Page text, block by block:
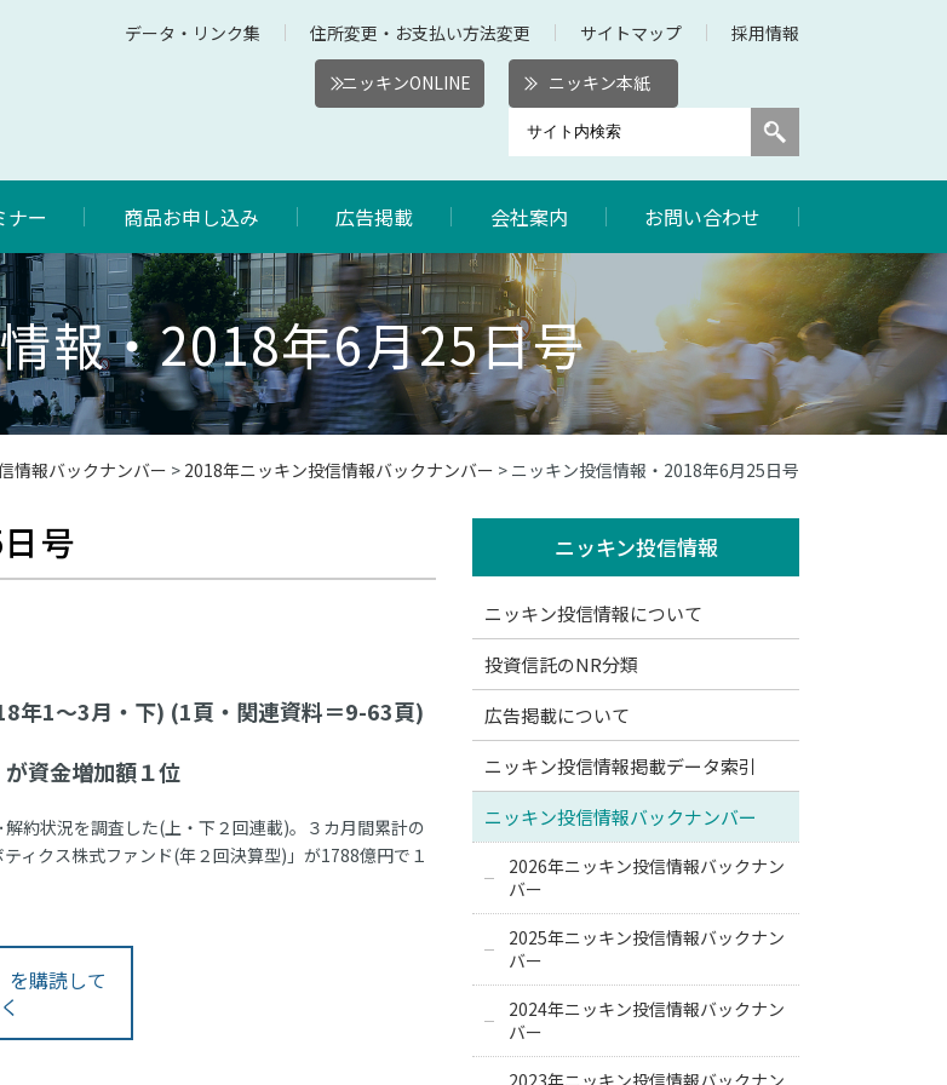
データ・リンク集 住所変更・お支払い方法変更 サイトマップ 採用情報
ニッキンONLINE ニッキン本紙
ナー 商品お申し込み 広告掲載 会社案内 お問い合わせ
報・2018年6月25日号
情報バックナンバー > 2018年ニッキン投信情報バックナンバー > ニッキン投信情報・2018年6月25日号
号
年1～3月・下) (1頁・関連資料＝9-63頁)
資金増加額１位
約状況を調査した(上・下２回連載)。３カ月間累計の
ィクス株式ファンド(年２回決算型)」が1788億円で１
を購読して
ニッキン投信情報
ニッキン投信情報について
投資信託のNR分類
広告掲載について
ニッキン投信情報掲載データ索引
ニッキン投信情報バックナンバー
2026年ニッキン投信情報バックナン
バー
2025年ニッキン投信情報バックナン
バー
2024年ニッキン投信情報バックナン
バー
2023年ニッキン投信情報バックナン